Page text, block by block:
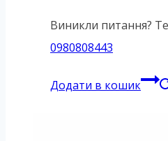
Виникли питання?
0980808443
Додати в кошик